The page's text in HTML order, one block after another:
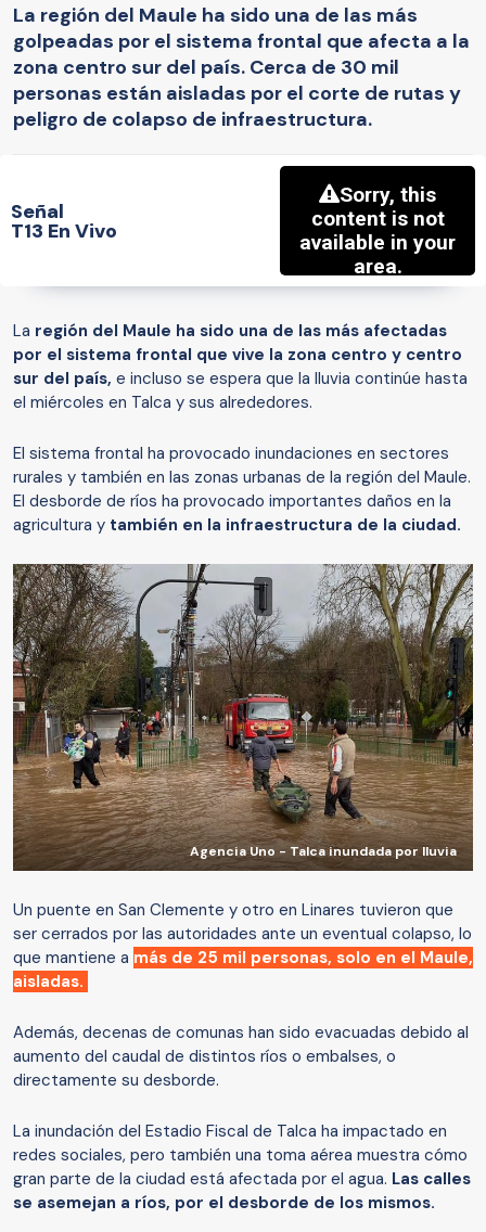
La región del Maule ha sido una de las más
golpeadas por el sistema frontal que afecta a la
zona centro sur del país. Cerca de 30 mil
personas están aisladas por el corte de rutas y
peligro de colapso de infraestructura.
Señal
T13 En Vivo
La región del Maule ha sido una de las más afectadas
por el sistema frontal que vive la zona centro y centro
sur del país, e incluso se espera que la lluvia continúe hasta
el miércoles en Talca y sus alrededores.
El sistema frontal ha provocado inundaciones en sectores
rurales y también en las zonas urbanas de la región del Maule.
El desborde de ríos ha provocado importantes daños en la
agricultura y también en la infraestructura de la ciudad.
Agencia Uno - Talca inundada por lluvia
Un puente en San Clemente y otro en Linares tuvieron que
ser cerrados por las autoridades ante un eventual colapso, lo
que mantiene a más de 25 mil personas, solo en el Maule,
aisladas.
Además, decenas de comunas han sido evacuadas debido al
aumento del caudal de distintos ríos o embalses, o
directamente su desborde.
La inundación del Estadio Fiscal de Talca ha impactado en
redes sociales, pero también una toma aérea muestra cómo
gran parte de la ciudad está afectada por el agua. Las calles
se asemejan a ríos, por el desborde de los mismos.